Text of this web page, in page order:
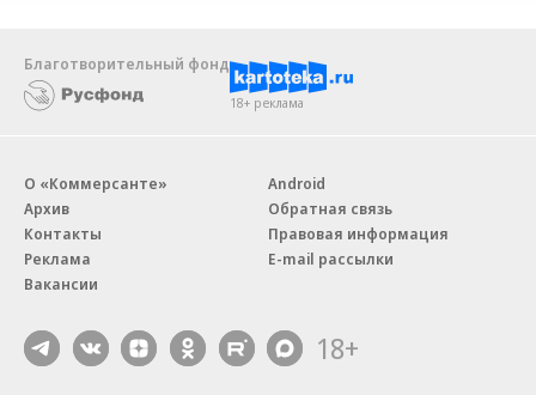
Благотворительный фонд
18+ реклама
О «Коммерсанте»
Архив
Контакты
Реклама
Вакансии
Android
Обратная связь
Правовая информация
E-mail рассылки
18+